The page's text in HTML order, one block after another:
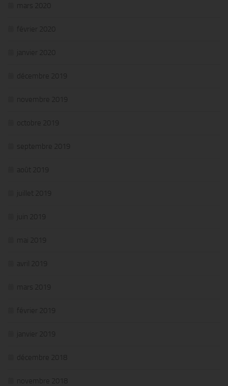
mars 2020
février 2020
janvier 2020
décembre 2019
novembre 2019
octobre 2019
septembre 2019
août 2019
juillet 2019
juin 2019
mai 2019
avril 2019
mars 2019
février 2019
janvier 2019
décembre 2018
novembre 2018